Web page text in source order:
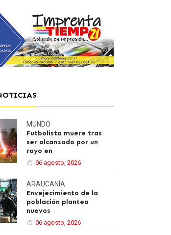
MUNDO
Futbolista muere tras
ser alcanzado por un
rayo en
06 agosto, 2026
ARAUCANÍA
Envejecimiento de la
población plantea
nuevos
06 agosto, 2026